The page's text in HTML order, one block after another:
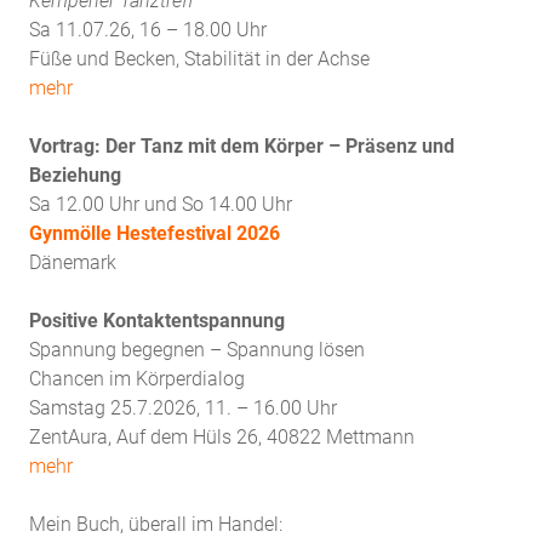
Sa 11.07.26, 16 – 18.00 Uhr
Füße und Becken, Stabilität in der Achse
mehr
Vortrag: Der Tanz mit dem Körper – Präsenz und
Beziehung
Sa 12.00 Uhr und So 14.00 Uhr
Gynmölle Hestefestival 2026
Dänemark
Positive Kontaktentspannung
Spannung begegnen – Spannung lösen
Chancen im Körperdialog
Samstag 25.7.2026, 11. – 16.00 Uhr
ZentAura, Auf dem Hüls 26, 40822 Mettmann
mehr
Mein Buch, überall im Handel: